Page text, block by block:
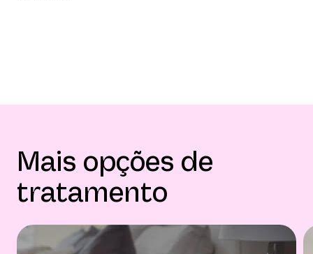
Mais opções de
tratamento